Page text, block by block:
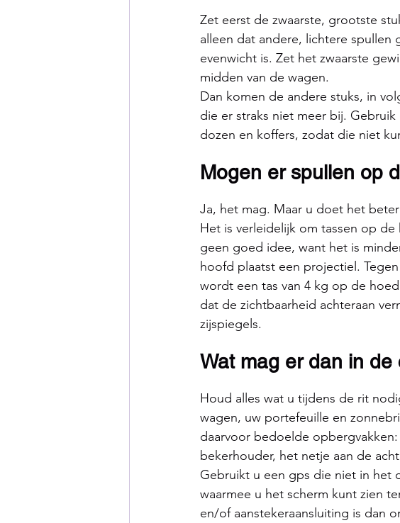
Zet eerst de zwaarste, grootste
alleen dat andere, lichtere spullen
evenwicht is. Zet het zwaarste
midden van de wagen.
Dan komen de andere stuks, in
die er straks niet meer bij.
dozen en koffers, zodat die niet
Mogen er spullen op
Ja, het mag. Maar u doet het
Het is verleidelijk om tassen op
geen goed idee, want het is
hoofd plaatst een projectiel.
wordt een tas van 4 kg op de
dat de zichtbaarheid achteraan
zijspiegels.
Wat mag er dan in
Houd alles wat u tijdens de rit
wagen, uw portefeuille en
daarvoor bedoelde
bekerhouder, het netje aan de
Gebruikt u een gps die niet in het
waarmee u het scherm kunt zien
en/of aanstekeraansluiting is dan